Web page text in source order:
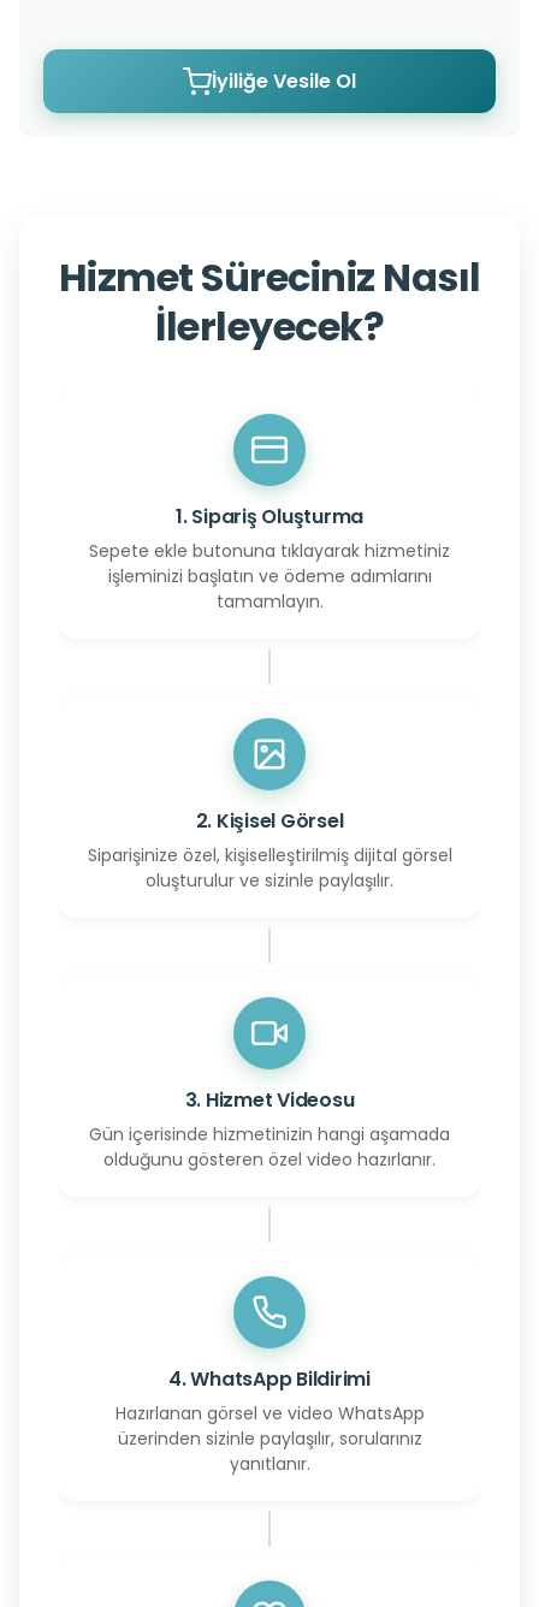
İyiliğe Vesile Ol
Hizmet Süreciniz Nasıl
İlerleyecek?
1. Sipariş Oluşturma
Sepete ekle butonuna tıklayarak hizmetiniz
işleminizi başlatın ve ödeme adımlarını
tamamlayın.
2. Kişisel Görsel
Siparişinize özel, kişiselleştirilmiş dijital görsel
oluşturulur ve sizinle paylaşılır.
3. Hizmet Videosu
Gün içerisinde hizmetinizin hangi aşamada
olduğunu gösteren özel video hazırlanır.
4. WhatsApp Bildirimi
Hazırlanan görsel ve video WhatsApp
üzerinden sizinle paylaşılır, sorularınız
yanıtlanır.